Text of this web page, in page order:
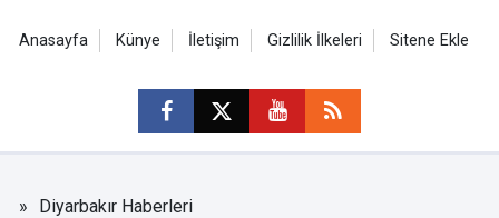
Anasayfa Künye İletişim Gizlilik İlkeleri Sitene Ekle
Diyarbakır Haberleri